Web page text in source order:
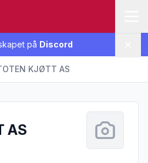
på Discord
KJØTT AS
AS